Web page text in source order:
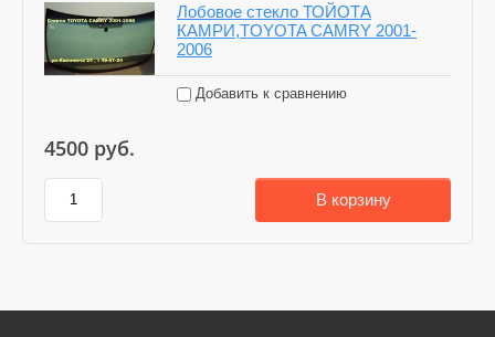
Лобовое стекло ТОЙОТА
КАМРИ,TOYOTA CAMRY 2001-
2006
Добавить к сравнению
4500 руб.
В корзину